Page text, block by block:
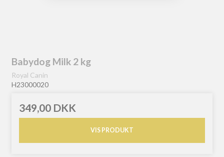
Babydog Milk 2 kg
Royal Canin
H23000020
349,00 DKK
VIS PRODUKT